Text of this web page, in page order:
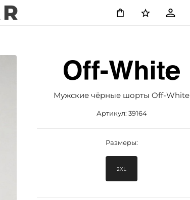
Мужские чёрные шорты Off-White
Артикул: 39164
Размеры:
2XL